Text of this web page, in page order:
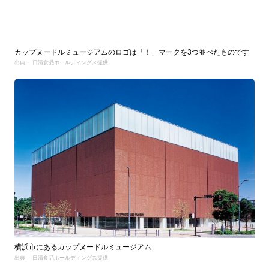
カップヌードルミュージアムのロゴは「！」マークを3つ並べたものです
出典： 日清食品ホールディングス提供
横浜市にあるカップヌードルミュージアム
出典： 日清食品ホールディングス提供